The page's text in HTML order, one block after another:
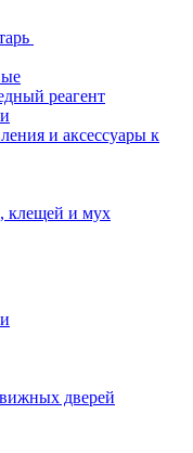
реагент
и аксессуары к
клещей и мух
дверей